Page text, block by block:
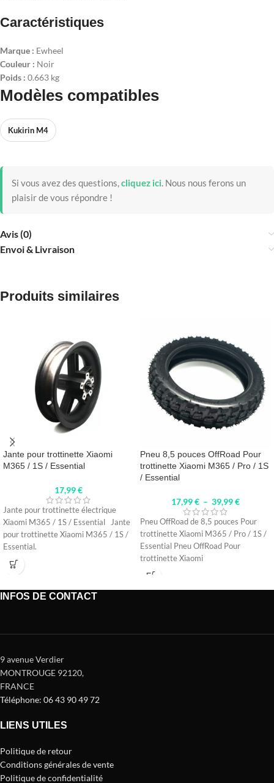
Caractéristiques
Marque : Ewheel
Couleur : Noir
Poids : 0.663 kg
Modèles compatibles
Kukirin M4
Si vous avez des questions,cliquez ici. Nous nous ferons un
plaisir de vous répondre !
Avis (0)
Envoi & Livraison
Produits similaires
Jante pour trottinette Xiaomi
M365 / 1S / Essential
17,99€
Jante pour trottinette électrique
Xiaomi M365 / 1S / Essential Jante
pour trottinette Xiaomi M365 / 1S /
Essential.
Pneu 8,5 pouces OffRoad Pour
trottinette Xiaomi M365 / Pro / 1S
/ Essential
17,99€ – 39,99€
Pneu OffRoad de 8,5 pouces Pour
trottinette Xiaomi M365 / Pro / 1S /
Essential Pneu OffRoad Pour
trottinette Xiaomi
INFOS DE CONTACT
9 avenue Verdier
MONTROUGE 92120,
FRANCE
Téléphone: 06 43 90 49 72
LIENS UTILES
Politique de retour
Conditions générales de vente
Politique de confidentialité